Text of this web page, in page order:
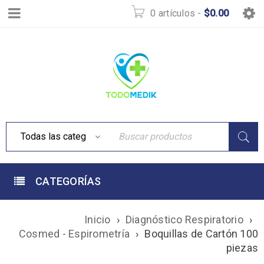
0 artículos - $0.00
CATEGORÍAS
Inicio › Diagnóstico Respiratorio ›
Cosmed - Espirometría › Boquillas de Cartón 100
piezas